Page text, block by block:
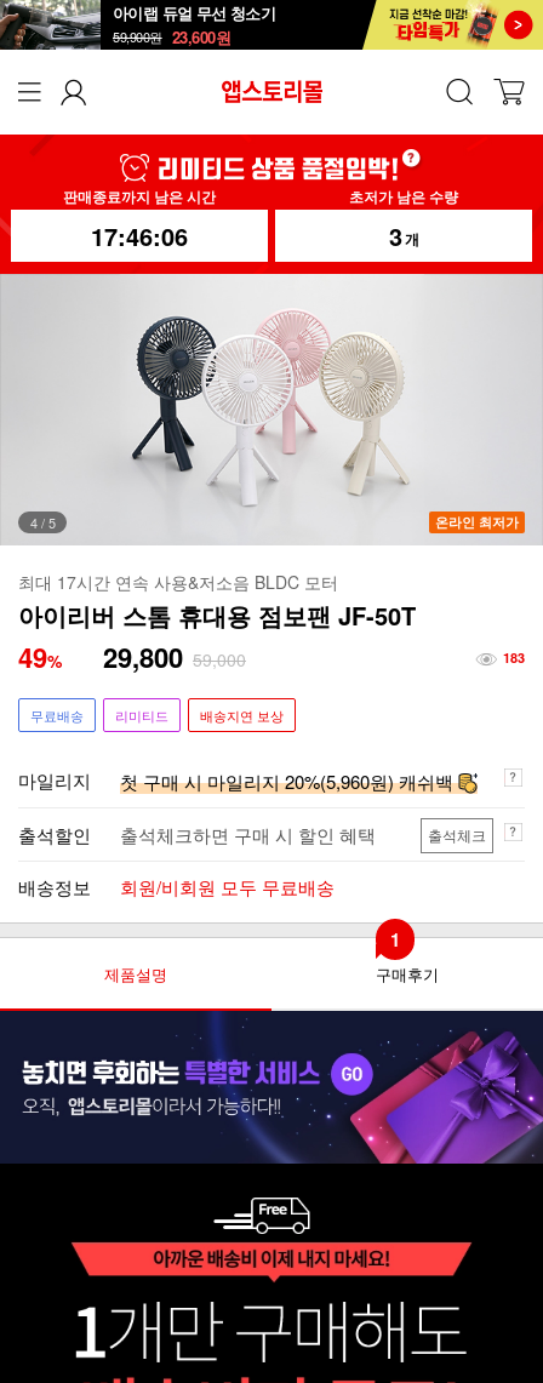
아이랩 듀얼 무선 청소기
59,900원 23,600원
판매종료까지 남은 시간
17:46:03
초저가 남은 수량
3개
5/5 온라인 최저가
최대 17시간 연속 사용&저소음 BLDC 모터
아이리버 스톰 휴대용 점보팬 JF-50T
49% 29,800 59,000 183
무료배송 리미티드 배송지연 보상
마일리지 첫 구매 시 마일리지 20%(5,960원) 캐쉬백
출석할인 출석체크하면 구매 시 할인 혜택 출석체크
배송정보 회원/비회원 모두 무료배송
제품설명 구매후기
1